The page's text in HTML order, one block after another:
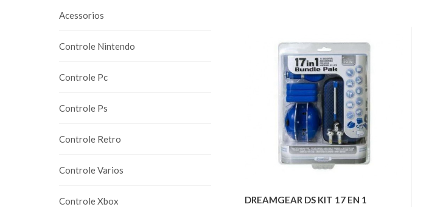
Acessorios
Controle Nintendo
Controle Pc
Controle Ps
Controle Retro
Controle Varios
Controle Xbox DREAMGEAR DS KIT 17 EN 1